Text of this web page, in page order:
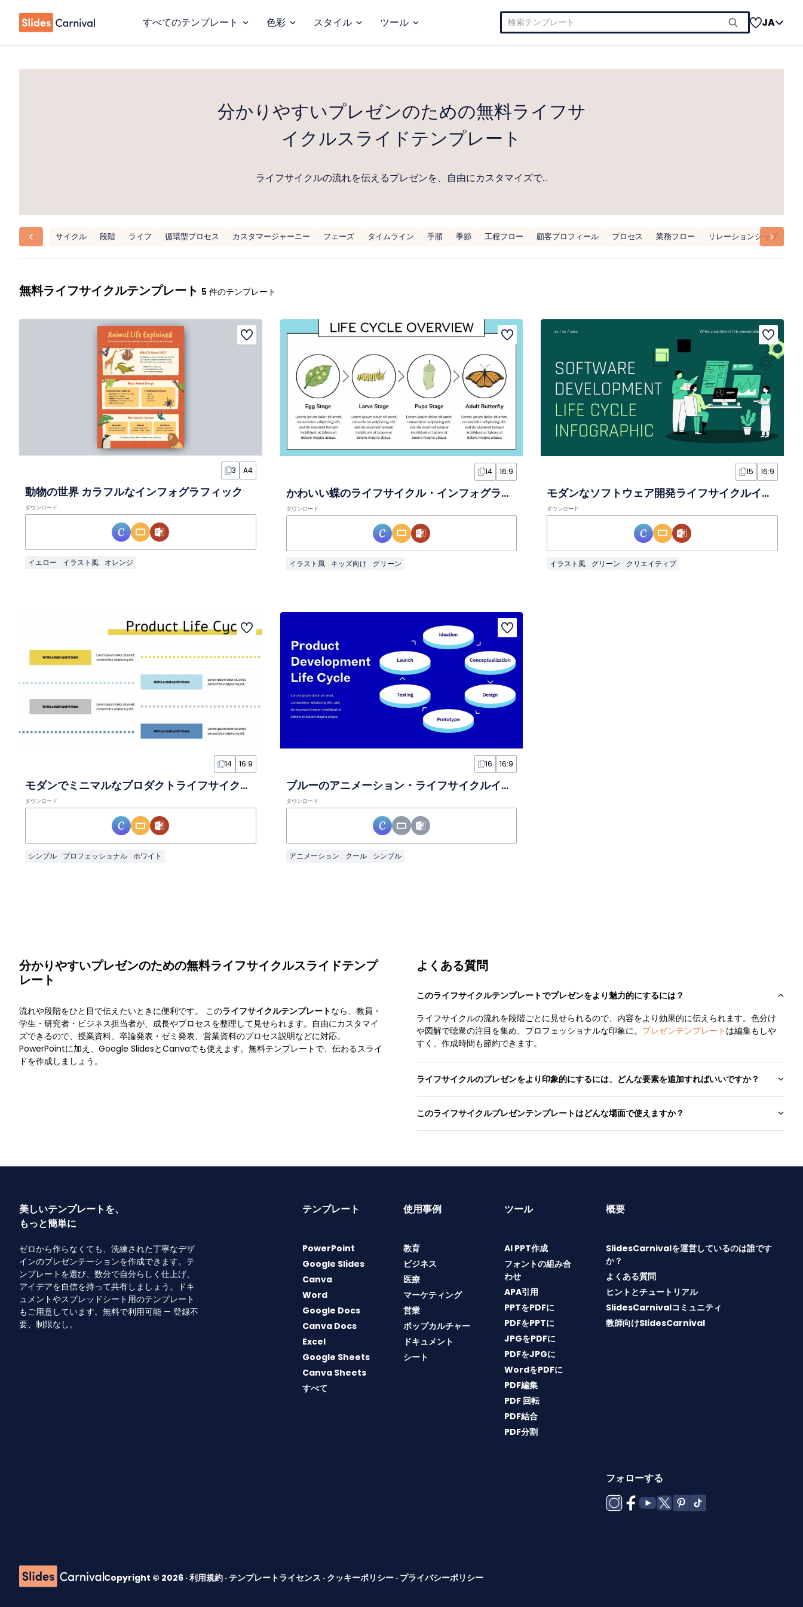
すべてのテンプレート 色彩 スタイル ツール
検
索:
JA
分かりやすいプレゼンのための無料ライフサ
イクルスライドテンプレート
ライフサイクルの流れを伝えるプレゼンを、自由にカスタマイズで…
サイクル 段階 ライフ 循環型プロセス カスタマージャーニー フェーズ タイムライン 手順 季節 工程フロー 顧客プロフィール プロセス 業務フロー リレーションシップ
無料ライフサイクルテンプレート 5 件のテンプレート
3 A4
動物の世界 カラフルなインフォグラフィック
ダウンロード
イエロー イラスト風 オレンジ
14 16:9
かわいい蝶のライフサイクル・インフォグラフィック
ダウンロード
イラスト風 キッズ向け グリーン
15 16:9
モダンなソフトウェア開発ライフサイクルインフォグラフィック
ダウンロード
イラスト風 グリーン クリエイティブ
14 16:9
モダンでミニマルなプロダクトライフサイクルインフォグラフィック
ダウンロード
シンプル プロフェッショナル ホワイト
16 16:9
ブルーのアニメーション・ライフサイクルインフォグラフィック
ダウンロード
アニメーション クール シンプル
分かりやすいプレゼンのための無料ライフサイクルスライドテンプ
レート
流れや段階をひと目で伝えたいときに便利です。 このライフサイクルテンプレートなら、教員・
学生・研究者・ビジネス担当者が、成長やプロセスを整理して見せられます。自由にカスタマイ
ズできるので、授業資料、卒論発表・ゼミ発表、営業資料のプロセス説明などに対応。
PowerPointに加え、Google SlidesとCanvaでも使えます。無料テンプレートで、伝わるスライ
ドを作成しましょう。
よくある質問
このライフサイクルテンプレートでプレゼンをより魅力的にするには？
ライフサイクルの流れを段階ごとに見せられるので、内容をより効果的に伝えられます。色分け
や図解で聴衆の注目を集め、プロフェッショナルな印象に。 プレゼンテンプレート は編集もしや
すく、作成時間も節約できます。
ライフサイクルのプレゼンをより印象的にするには、どんな要素を追加すればいいですか？
このライフサイクルプレゼンテンプレートはどんな場面で使えますか？
美しいテンプレートを、
もっと簡単に
ゼロから作らなくても、洗練された丁寧なデザ
インのプレゼンテーションを作成できます。テ
ンプレートを選び、数分で自分らしく仕上げ、
アイデアを自信を持って共有しましょう。ドキ
ュメントやスプレッドシート用のテンプレート
もご用意しています。無料で利用可能 — 登録不
要、制限なし。
テンプレート
PowerPoint
Google Slides
Canva
Word
Google Docs
Canva Docs
Excel
Google Sheets
Canva Sheets
すべて
使用事例
教育
ビジネス
医療
マーケティング
営業
ポップカルチャー
ドキュメント
シート
ツール
AI PPT作成
フォントの組み合
わせ
APA引用
PPTをPDFに
PDFをPPTに
JPGをPDFに
PDFをJPGに
WordをPDFに
PDF編集
PDF 回転
PDF結合
PDF分割
概要
SlidesCarnivalを運営しているのは誰です
か？
よくある質問
ヒントとチュートリアル
SlidesCarnivalコミュニティ
教師向けSlidesCarnival
フォローする
Copyright © 2026 ·利用規約 · テンプレートライセンス · クッキーポリシー · プライバシーポリシー